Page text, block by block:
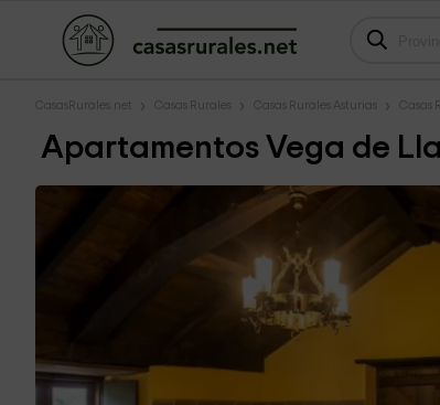
CasasRurales.net Casas Rurales Casas Rurales Asturias Casas
Apartamentos Vega de